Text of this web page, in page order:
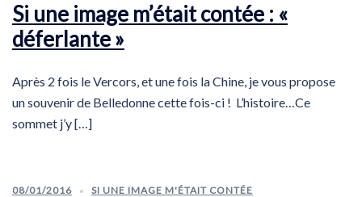
Si une image m’était contée : «
déferlante »
Après 2 fois le Vercors, et une fois la Chine, je vous propose
un souvenir de Belledonne cette fois-ci ! L’histoire…Ce
sommet j’y […]
08/01/2016 SI UNE IMAGE M'ÉTAIT CONTÉE